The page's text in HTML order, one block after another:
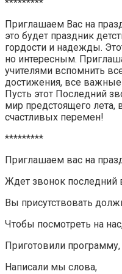
*********
Приглашаем Вас на
это будет праздник
гордости и надежды.
но интересным.
учителями вспомнить
достижения, все
Пусть этот Последний
мир предстоящего
счастливых перемен!
*********
Приглашаем вас на
Ждет звонок последний
Вы присутствовать
Чтобы посмотреть на
Приготовили программу,
Написали мы слова,